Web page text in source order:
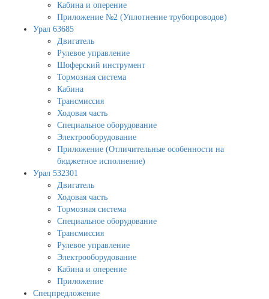
Кабина и оперение
Приложение №2 (Уплотнение трубопроводов)
Урал 63685
Двигатель
Рулевое управление
Шоферский инструмент
Тормозная система
Кабина
Трансмиссия
Ходовая часть
Специальное оборудование
Электрооборудование
Приложение (Отличительные особенности на
бюджетное исполнение)
Урал 532301
Двигатель
Ходовая часть
Тормозная система
Специальное оборудование
Трансмиссия
Рулевое управление
Электрооборудование
Кабина и оперение
Приложение
Спецпредложение